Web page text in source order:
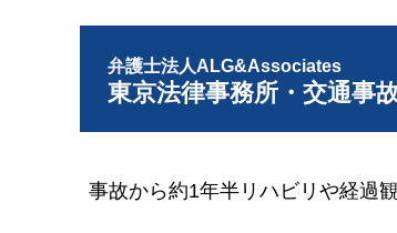
弁護士法人ALG&Associates
東京法律事務所・交通事
事故から約1年半リハビリや経過